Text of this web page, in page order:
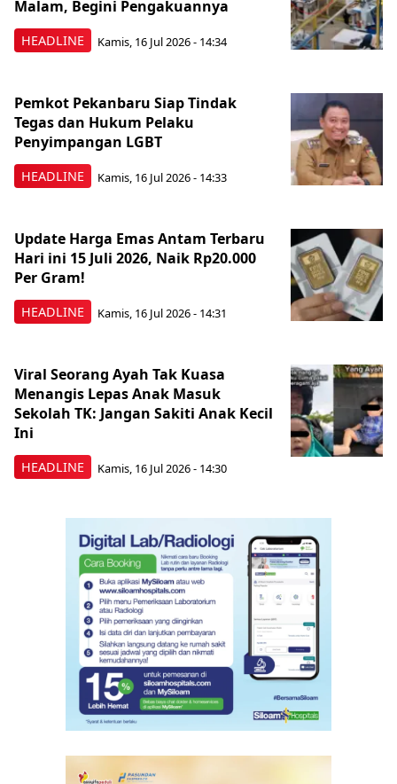
HEADLINE
Malam, Begini Pengakuannya
Kamis, 16 Jul 2026 - 14:34
HEADLINE
Pemkot Pekanbaru Siap Tindak
Tegas dan Hukum Pelaku
Penyimpangan LGBT
Kamis, 16 Jul 2026 - 14:33
HEADLINE
Update Harga Emas Antam Terbaru
Hari ini 15 Juli 2026, Naik Rp20.000
Per Gram!
Kamis, 16 Jul 2026 - 14:31
HEADLINE
Viral Seorang Ayah Tak Kuasa
Menangis Lepas Anak Masuk
Sekolah TK: Jangan Sakiti Anak Kecil
Ini
Kamis, 16 Jul 2026 - 14:30